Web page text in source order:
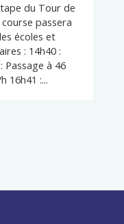
du Tour de
passera
écoles et
: 14h40 :
Passage à 46
16h41 :...